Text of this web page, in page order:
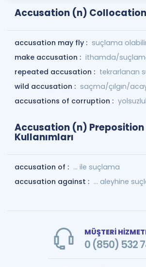
Accusation (n)
accusation may fly : suçlama
make accusation : ithamda/
repeated accusation : tekrarlanan
wild accusation : saçma/çılgın/
accusations of corruption :
Accusation (n) Preposition
Kullanımları
accusation of : ... ile suçlama
accusation against : ... aleyhine
MÜŞTERİ
0 (850) 532